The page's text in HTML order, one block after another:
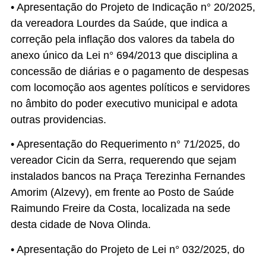
• Apresentação do Projeto de Indicação n° 20/2025,
da vereadora Lourdes da Saúde, que indica a
correção pela inflação dos valores da tabela do
anexo único da Lei n° 694/2013 que disciplina a
concessão de diárias e o pagamento de despesas
com locomoção aos agentes políticos e servidores
no âmbito do poder executivo municipal e adota
outras providencias.
• Apresentação do Requerimento n° 71/2025, do
vereador Cicin da Serra, requerendo que sejam
instalados bancos na Praça Terezinha Fernandes
Amorim (Alzevy), em frente ao Posto de Saúde
Raimundo Freire da Costa, localizada na sede
desta cidade de Nova Olinda.
• Apresentação do Projeto de Lei n° 032/2025, do